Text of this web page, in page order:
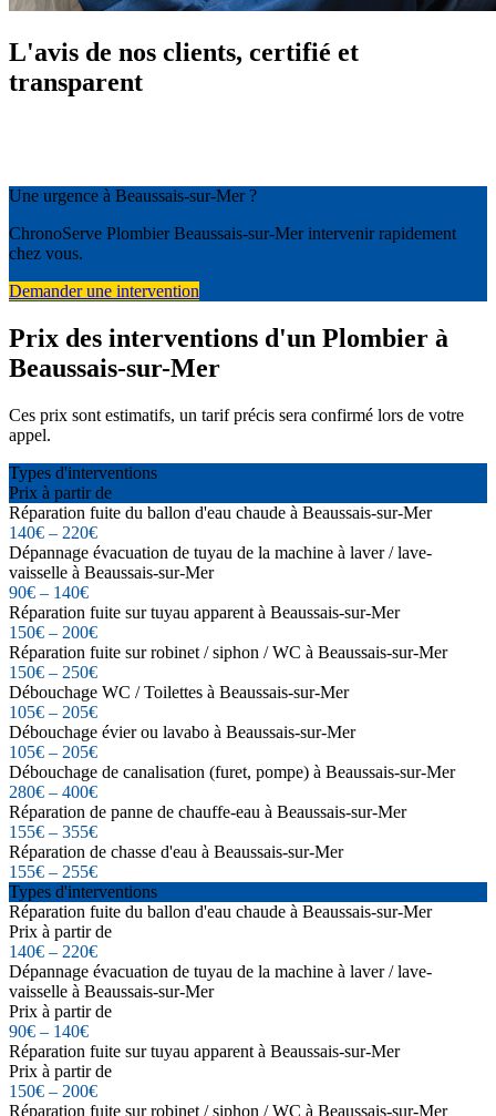
L'avis de nos clients, certifié et
transparent
Une urgence à Beaussais-sur-Mer ?
ChronoServe Plombier Beaussais-sur-Mer intervenir rapidement
chez vous.
Demander une intervention
Prix des interventions d'un Plombier à
Beaussais-sur-Mer
Ces prix sont estimatifs, un tarif précis sera confirmé lors de votre
appel.
Types d'interventions
Prix à partir de
Réparation fuite du ballon d'eau chaude à Beaussais-sur-Mer
140€ – 220€
Dépannage évacuation de tuyau de la machine à laver / lave-
vaisselle à Beaussais-sur-Mer
90€ – 140€
Réparation fuite sur tuyau apparent à Beaussais-sur-Mer
150€ – 200€
Réparation fuite sur robinet / siphon / WC à Beaussais-sur-Mer
150€ – 250€
Débouchage WC / Toilettes à Beaussais-sur-Mer
105€ – 205€
Débouchage évier ou lavabo à Beaussais-sur-Mer
105€ – 205€
Débouchage de canalisation (furet, pompe) à Beaussais-sur-Mer
280€ – 400€
Réparation de panne de chauffe-eau à Beaussais-sur-Mer
155€ – 355€
Réparation de chasse d'eau à Beaussais-sur-Mer
155€ – 255€
Types d'interventions
Réparation fuite du ballon d'eau chaude à Beaussais-sur-Mer
Prix à partir de
140€ – 220€
Dépannage évacuation de tuyau de la machine à laver / lave-
vaisselle à Beaussais-sur-Mer
Prix à partir de
90€ – 140€
Réparation fuite sur tuyau apparent à Beaussais-sur-Mer
Prix à partir de
150€ – 200€
Réparation fuite sur robinet / siphon / WC à Beaussais-sur-Mer